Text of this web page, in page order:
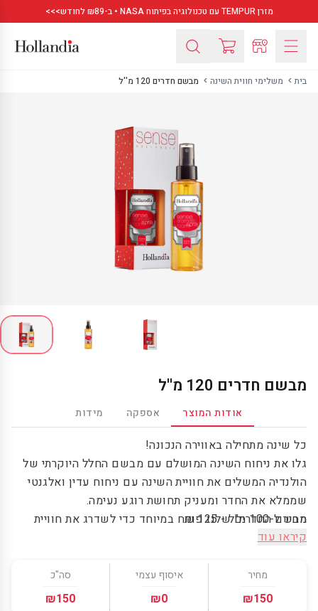
מזרן TEMPUR עם טכנולוגיה בפיתוח NASA • ב-₪89 לחודש>>>
בית משלימי חווית השינה מבשם חדרים 120 מ''ל
מבשם חדרים 120 מ''ל
אודות המוצר אספקה מידות
כל שינה מתחילה באווירה הנכונה!
גלו את ניחוח השינה המושלם עם מבשם החלל היוקרתי של
הולנדיה המשלים את חוויית השינה עם ניחוח עדין ואלגנטי
שממלא את החדר ומעניק תחושת רוגע נעימה.
מבשם החדרים שלנו פותח במיוחד כדי לשדרג את חוויית
השינה שלכם ולהעניק רוגע ושלווה בשינה בפרט ובכל שעות
הכניסו את האווירה המושלמת לכל חדר בבית בזכות המבשם
סנס של הולנדיה.
מחיר ל-100 מ"ל - 125 ₪
קיראו עוד
מחיר
₪150
איסוף עצמי
₪0
סה"כ
₪150